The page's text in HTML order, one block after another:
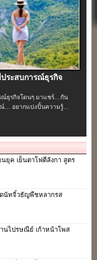
ประสบการณ์ธุรกิจ
รณ์ธุรกิจโดนๆ มาแชร์…กัน
ณ์… อยากแบ่งปั้นความรู้…
ยุค เย็นตาโฟตีลังกา สูตร
นัทจิ๋วธัญพืชหลากรส
นไปรษณีย์ เก้าหน้าโพส